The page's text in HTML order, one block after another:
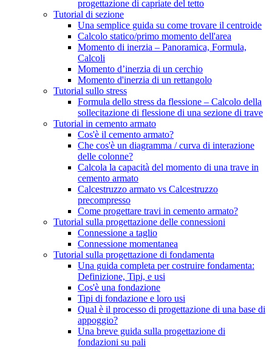
progettazione di capriate del tetto
Tutorial di sezione
Una semplice guida su come trovare il centroide
Calcolo statico/primo momento dell'area
Momento di inerzia – Panoramica, Formula,
Calcoli
Momento d’inerzia di un cerchio
Momento d'inerzia di un rettangolo
Tutorial sullo stress
Formula dello stress da flessione – Calcolo della
sollecitazione di flessione di una sezione di trave
Tutorial in cemento armato
Cos'è il cemento armato?
Che cos'è un diagramma / curva di interazione
delle colonne?
Calcola la capacità del momento di una trave in
cemento armato
Calcestruzzo armato vs Calcestruzzo
precompresso
Come progettare travi in ​​cemento armato?
Tutorial sulla progettazione delle connessioni
Connessione a taglio
Connessione momentanea
Tutorial sulla progettazione di fondamenta
Una guida completa per costruire fondamenta:
Definizione, Tipi, e usi
Cos'è una fondazione
Tipi di fondazione e loro usi
Qual è il processo di progettazione di una base di
appoggio?
Una breve guida sulla progettazione di
fondazioni su pali